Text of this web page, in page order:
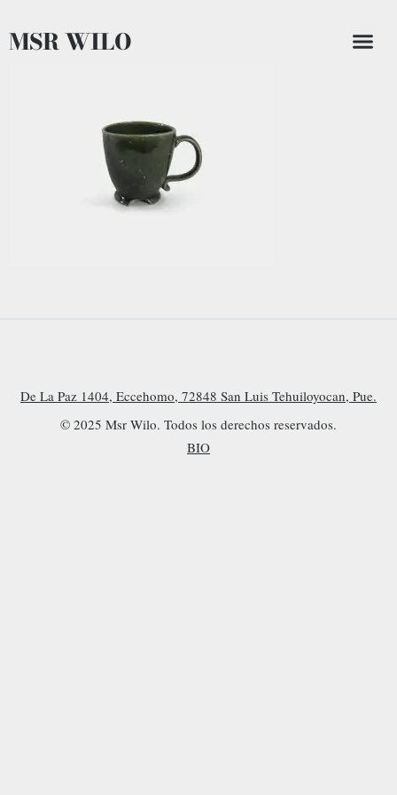
MSR WILO
De La Paz 1404, Eccehomo, 72848 San Luis Tehuiloyocan, Pue.
© 2025 Msr Wilo. Todos los derechos reservados.
BIO